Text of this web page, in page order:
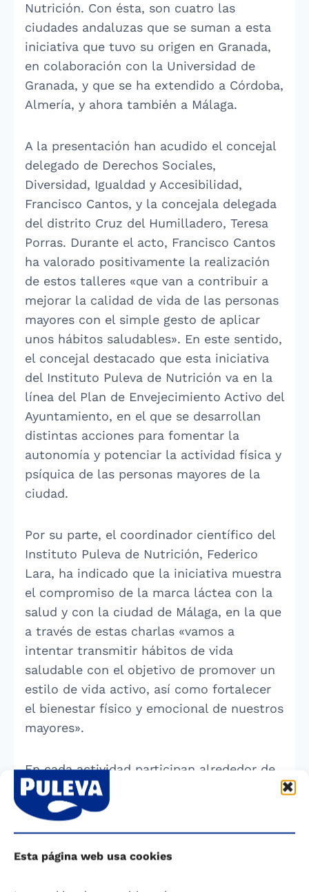
Esta página web usa cookies
Nutrición. Con ésta, son cuatro las
ciudades andaluzas que se suman a esta
iniciativa que tuvo su origen en Granada,
en colaboración con la Universidad de
Granada, y que se ha extendido a Córdoba,
Almería, y ahora también a Málaga.
A la presentación han acudido el concejal
delegado de Derechos Sociales,
Diversidad, Igualdad y Accesibilidad,
Francisco Cantos, y la concejala delegada
del distrito Cruz del Humilladero, Teresa
Porras. Durante el acto, Francisco Cantos
ha valorado positivamente la realización
de estos talleres «que van a contribuir a
mejorar la calidad de vida de las personas
mayores con el simple gesto de aplicar
unos hábitos saludables». En este sentido,
el concejal destacado que esta iniciativa
del Instituto Puleva de Nutrición va en la
línea del Plan de Envejecimiento Activo del
Ayuntamiento, en el que se desarrollan
distintas acciones para fomentar la
autonomía y potenciar la actividad física y
psíquica de las personas mayores de la
ciudad.
Por su parte, el coordinador científico del
Instituto Puleva de Nutrición, Federico
Lara, ha indicado que la iniciativa muestra
el compromiso de la marca láctea con la
salud y con la ciudad de Málaga, en la que
a través de estas charlas «vamos a
intentar transmitir hábitos de vida
saludable con el objetivo de promover un
estilo de vida activo, así como fortalecer
el bienestar físico y emocional de nuestros
mayores».
En cada actividad participan alrededor de
50 personas, por lo que al finalizar este
programa se estima que más de 500
vida desde el punto de vista nutricional.